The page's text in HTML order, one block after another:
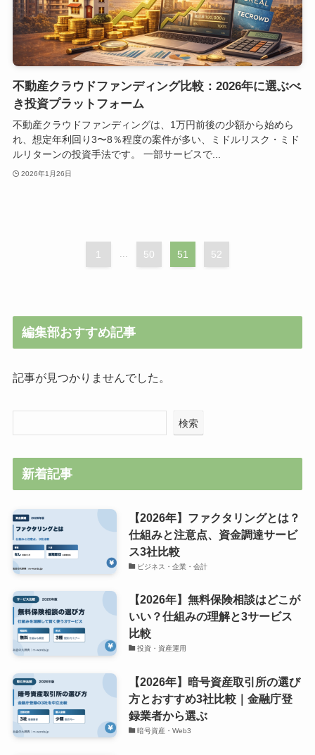
不動産クラウドファンディング比較：2026年に選ぶべ
き投資プラットフォーム
不動産クラウドファンディングは、1万円前後の少額から始めら
れ、想定年利回り3〜8％程度の案件が多い、ミドルリスク・ミド
ルリターンの投資手法です。 一部サービスで...
2026年1月26日
1 50 51 52
編集部おすすめ記事
記事が見つかりませんでした。
検索
新着記事
【2026年】ファクタリングとは？
仕組みと注意点、資金調達サービ
ス3社比較
ビジネス・企業・会計
【2026年】無料保険相談はどこが
いい？仕組みの理解と3サービス
比較
投資・資産運用
【2026年】暗号資産取引所の選び
方とおすすめ3社比較｜金融庁登
録業者から選ぶ
暗号資産・Web3